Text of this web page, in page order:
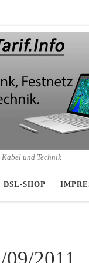
und Technik
DSL-SHOP